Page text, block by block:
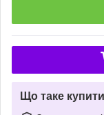
Що таке